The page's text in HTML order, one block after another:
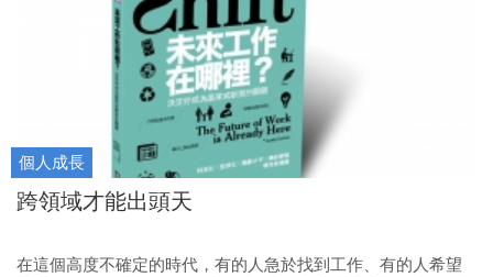
個人成長
跨領域才能出頭天
在這個高度不確定的時代，有的人急於找到工作、有的人希望